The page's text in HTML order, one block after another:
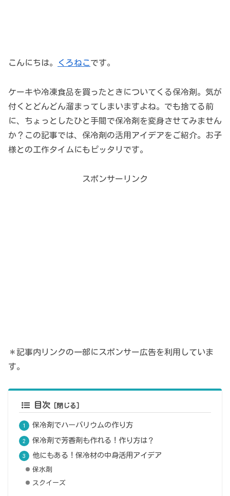
こんにちは。 くろねこです。
ケーキや冷凍食品を買ったときについてくる保冷剤。気が
付くとどんどん溜まってしまいますよね。でも捨てる前
に、ちょっとしたひと手間で保冷剤を変身させてみません
か？この記事では、保冷剤の活用アイデアをご紹介。お子
様との工作タイムにもピッタリです。
スポンサーリンク
＊記事内リンクの一部にスポンサー広告を利用していま
す。
目次
保冷剤でハーバリウムの作り方
保冷剤で芳香剤も作れる！作り方は？
他にもある！保冷材の中身活用アイデア
保水剤
スクイーズ